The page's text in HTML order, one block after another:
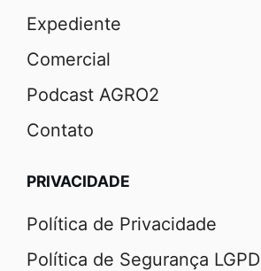
Expediente
Comercial
Podcast AGRO2
Contato
PRIVACIDADE
Política de Privacidade
Política de Segurança LGPD